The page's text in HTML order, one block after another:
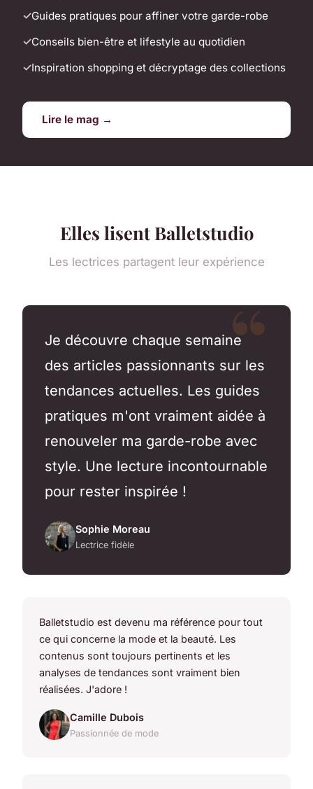
Guides pratiques pour affiner votre garde-robe
Conseils bien-être et lifestyle au quotidien
Inspiration shopping et décryptage des collections
Lire le mag →
Elles lisent Balletstudio
Les lectrices partagent leur expérience
Je découvre chaque semaine
des articles passionnants sur les
tendances actuelles. Les guides
pratiques m'ont vraiment aidée à
renouveler ma garde-robe avec
style. Une lecture incontournable
pour rester inspirée !
Sophie Moreau
Lectrice fidèle
Balletstudio est devenu ma référence pour tout
ce qui concerne la mode et la beauté. Les
contenus sont toujours pertinents et les
analyses de tendances sont vraiment bien
réalisées. J'adore !
Camille Dubois
Passionnée de mode